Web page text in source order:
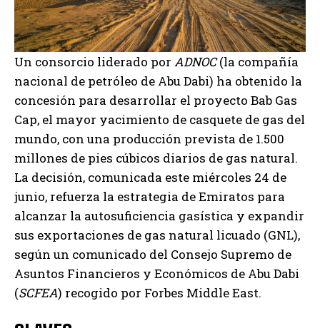
Un consorcio liderado por ADNOC(la compañía
nacional de petróleo de Abu Dabi) ha obtenido la
concesión para desarrollar el proyecto Bab Gas
Cap, el mayor yacimiento de casquete de gas del
mundo, con una producción prevista de 1.500
millones de pies cúbicos diarios de gas natural.
La decisión, comunicada este miércoles 24 de
junio, refuerza la estrategia de Emiratos para
alcanzar la autosuficiencia gasística y expandir
sus exportaciones de gas natural licuado (GNL),
según un comunicado del Consejo Supremo de
Asuntos Financieros y Económicos de Abu Dabi
(SCFEA) recogido por Forbes Middle East.